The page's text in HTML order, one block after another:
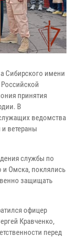
Сибирского имени
принятия
В
ведомства
ветераны
службы по
и Омска, поклялись
защищать
офицер
Кравченко,
перед